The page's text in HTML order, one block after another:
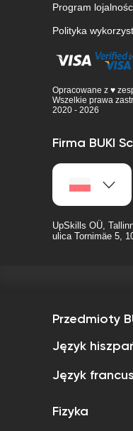
Program
Polityka
Opracowane z ♥
Wszelkie prawa
2020 - 2026
Firma BUKI
UpSkills OÜ,
ulica Tornimäe 5,
Przedmioty
Język
Język
Fizyka